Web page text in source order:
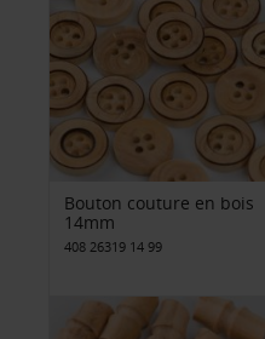
Bouton couture en bois
14mm
408 26319 14 99